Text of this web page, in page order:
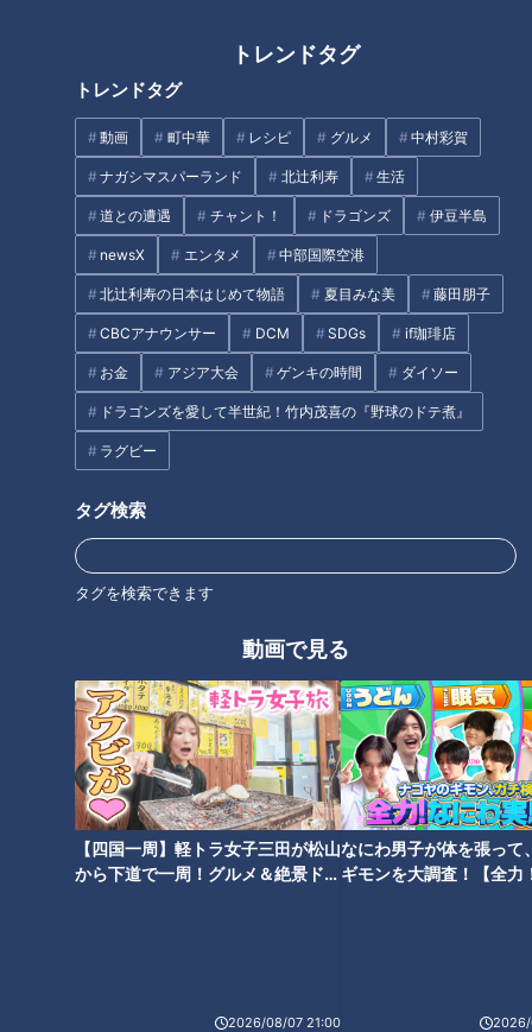
トレンドタグ
トレンドタグ
動画 町中華 レシピ グルメ 中村彩賀
ナガシマスパーランド 北辻利寿 生活
道との遭遇 チャント！ ドラゴンズ 伊豆半島
newsX エンタメ 中部国際空港
北辻利寿の日本はじめて物語 夏目みな美 藤田朋子
CBCアナウンサー DCM SDGs if珈琲店
お金 アジア大会 ゲンキの時間 ダイソー
ドラゴンズを愛して半世紀！竹内茂喜の『野球のドテ煮』
ラグビー
タグ検索
タグを検索できます
動画で見る
【四国一周】軽トラ女子三田が松山
から下道で一周！グルメ＆絶景ドラ
2026/08/07 21:00
なにわ男子が体を張って
ギモンを大調査！【全力
2026/
査。みそダレをつけて食べる絶
品餃子！
寺坂頼我が高知県須崎市で甘く
てモチモチ「メジカの新子」を
調査。とにかく珍しい絶品グル
寺坂頼我が千葉県袖ケ浦市で絶
品グルメ「ホワイトガウラーメ
ン」を調査！牛乳を使った白い
ラーメンのお味は！？
グルメ ゴゴスマ らいがごはん 寺坂頼我 岐阜
オススメ関連コンテンツ
寺坂頼我が神奈川県藤沢市江の
島で「生しらす丼」を調査。キ
ラキラ新鮮！朝獲れシラスを満
寺坂頼我が三重県松阪市でソウ
ルフード「鶏焼肉」を調査。甘
辛味噌ダレがポイントの絶品グ
ルメ！